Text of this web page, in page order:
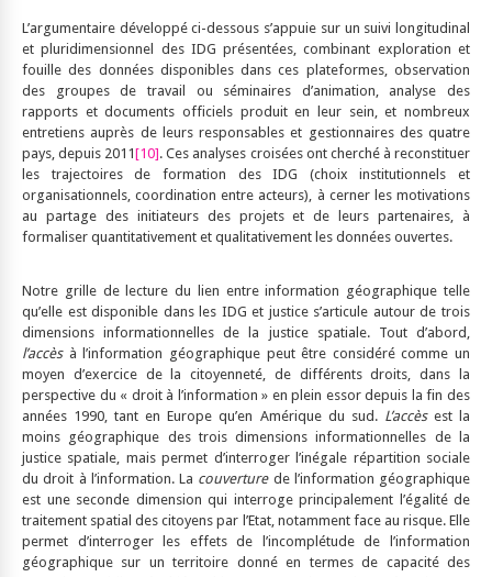
L’argumentaire développé ci-dessous s’appuie sur un suivi longitudinal
et pluridimensionnel des IDG présentées, combinant exploration et
fouille des données disponibles dans ces plateformes, observation
des groupes de travail ou séminaires d’animation, analyse des
rapports et documents officiels produit en leur sein, et nombreux
entretiens auprès de leurs responsables et gestionnaires des quatre
pays, depuis 2011[10]. Ces analyses croisées ont cherché à reconstituer
les trajectoires de formation des IDG (choix institutionnels et
organisationnels, coordination entre acteurs), à cerner les motivations
au partage des initiateurs des projets et de leurs partenaires, à
formaliser quantitativement et qualitativement les données ouvertes.
Notre grille de lecture du lien entre information géographique telle
qu’elle est disponible dans les IDG et justice s’articule autour de trois
dimensions informationnelles de la justice spatiale. Tout d’abord,
l’accèsà l’information géographique peut être considéré comme un
moyen d’exercice de la citoyenneté, de différents droits, dans la
perspective du « droit à l’information » en plein essor depuis la fin des
années 1990, tant en Europe qu’en Amérique du sud. L’accèsest la
moins géographique des trois dimensions informationnelles de la
justice spatiale, mais permet d’interroger l’inégale répartition sociale
du droit à l’information. La couverturede l’information géographique
est une seconde dimension qui interroge principalement l’égalité de
traitement spatial des citoyens par l’Etat, notamment face au risque. Elle
permet d’interroger les effets de l’incomplétude de l’information
géographique sur un territoire donné en termes de capacité des